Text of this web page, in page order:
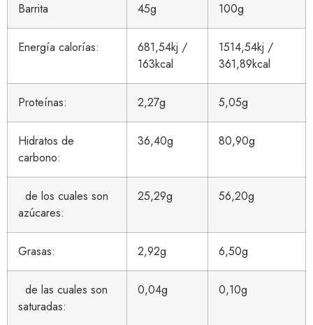
Barrita 45g 100g
Energía calorías:
681,54kj /
163kcal
1514,54kj /
361,89kcal
Proteínas: 2,27g 5,05g
Hidratos de
carbono:
36,40g 80,90g
de los cuales son
azúcares:
25,29g 56,20g
Grasas: 2,92g 6,50g
de las cuales son
saturadas:
0,04g 0,10g